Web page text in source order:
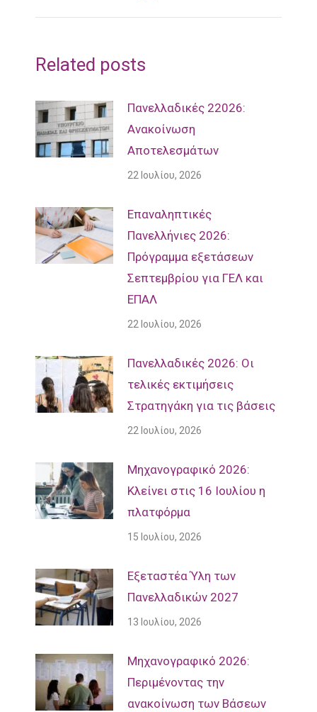
Related posts
Πανελλαδικές 22026:
Ανακοίνωση
Αποτελεσμάτων
22 Ιουλίου, 2026
Επαναληπτικές
Πανελλήνιες 2026:
Πρόγραμμα εξετάσεων
Σεπτεμβρίου για ΓΕΛ και
ΕΠΑΛ
22 Ιουλίου, 2026
Πανελλαδικές 2026: Οι
τελικές εκτιμήσεις
Στρατηγάκη για τις βάσεις
22 Ιουλίου, 2026
Μηχανογραφικό 2026:
Κλείνει στις 16 Ιουλίου η
πλατφόρμα
15 Ιουλίου, 2026
Εξεταστέα Ύλη των
Πανελλαδικών 2027
13 Ιουλίου, 2026
Mηχανογραφικό 2026:
Περιμένοντας την
ανακοίνωση των Βάσεων